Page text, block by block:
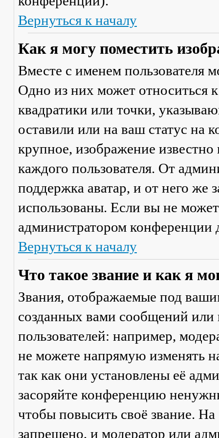
Вернуться к началу
Как я могу поместить
Вместе с именем пользователя
Одно из них может относиться
квадратики или точки,
оставили или на ваш статус на
крупное, изображение
каждого пользователя. От
поддержка аватар, и от него же
использованы. Если вы не
администратором конференции
Вернуться к началу
Что такое звание и как я
Звания, отображаемые под
созданных вами сообщений
пользователей: например,
не можете напрямую изменять
так как они установлены её
засоряйте конференцию
чтобы повысить своё звание.
запрещено, и модератор или